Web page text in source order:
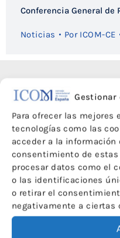
Para ofrecer las
tecnologías como las
acceder a la
consentimiento de
procesar datos como el
o las identificaciones
o retirar el
negativamente a ciertas
Conferencia General de
Noticias Por ICOM-CE